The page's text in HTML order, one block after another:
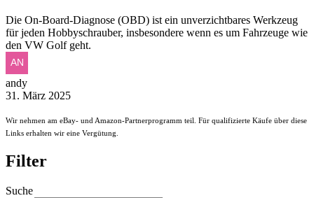
Die On-Board-Diagnose (OBD) ist ein unverzichtbares Werkzeug
für jeden Hobbyschrauber, insbesondere wenn es um Fahrzeuge wie
den VW Golf geht.
andy
31. März 2025
Wir nehmen am eBay- und Amazon-Partnerprogramm teil. Für qualifizierte Käufe über diese
Links erhalten wir eine Vergütung.
Filter
Suche